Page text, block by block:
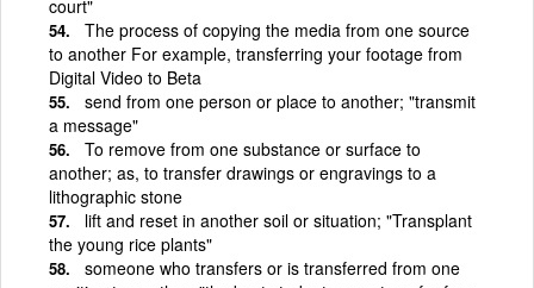
court"
The process of copying the media from one source
to another For example, transferring your footage from
Digital Video to Beta
send from one person or place to another; "transmit
a message"
To remove from one substance or surface to
another; as, to transfer drawings or engravings to a
lithographic stone
lift and reset in another soil or situation; "Transplant
the young rice plants"
someone who transfers or is transferred from one